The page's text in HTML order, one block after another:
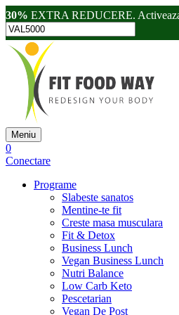
30% EXTRA REDUCERE.
Meniu
0
Conectare
Programe
Slabeste sanatos
Mentine-te fit
Creste masa musculara
Fit & Detox
Business Lunch
Vegan Business Lunch
Nutri Balance
Low Carb Keto
Pescetarian
Vegan De Post